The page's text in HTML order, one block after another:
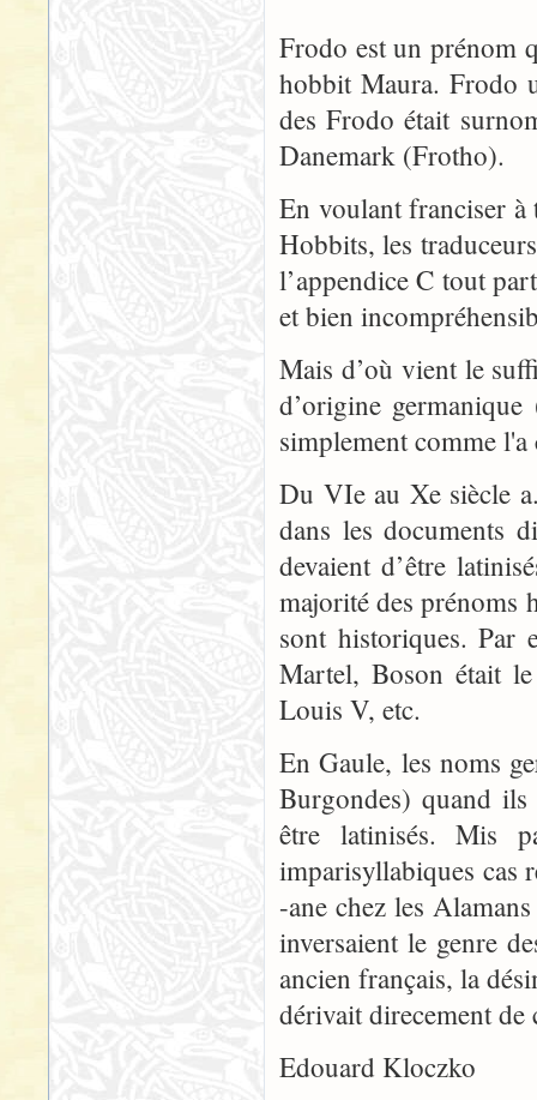
Frodo est un prénom
hobbit Maura. Frodo
des Frodo était
Danemark (Frotho).
En voulant franciser à
Hobbits, les
l’appendice C tout
et bien
Mais d’où vient le
d’origine
simplement comme
Du VIe au Xe siècle
dans les documents
devaient d’être
majorité des prénoms
sont historiques. Par
Martel, Boson était
Louis V, etc.
En Gaule, les noms
Burgondes) quand ils
être latinisés. Mis
imparisyllabiques cas
-ane chez les
inversaient le genre
ancien français, la
dérivait direcement de
Edouard Kloczko